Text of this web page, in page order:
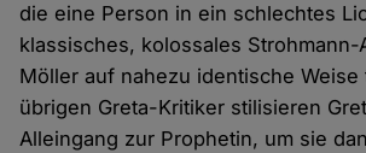
die eine Person in ein schlechtes
klassisches, kolossales Strohmann-
Möller auf nahezu identische Weise
übrigen Greta-Kritiker stilisieren
Alleingang zur Prophetin, um sie